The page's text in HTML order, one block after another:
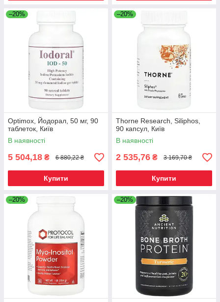
–20%
Optimox, Йодорал, 50 мг, 90
таблеток, Київ
В наявності
5 504,18 ₴ 6 880,22 ₴
Купити
–20%
Thorne Research, Siliphos,
90 капсул, Київ
В наявності
2 535,76 ₴ 3 169,70 ₴
Купити
–20% –20%